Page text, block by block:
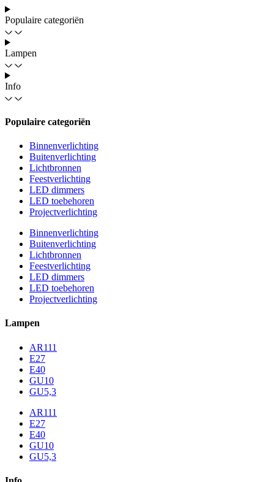
Populaire categoriën
Lampen
Info
Populaire categoriën
Binnenverlichting
Buitenverlichting
Lichtbronnen
Feestverlichting
LED dimmers
LED toebehoren
Projectverlichting
Binnenverlichting
Buitenverlichting
Lichtbronnen
Feestverlichting
LED dimmers
LED toebehoren
Projectverlichting
Lampen
AR111
E27
E40
GU10
GU5,3
AR111
E27
E40
GU10
GU5,3